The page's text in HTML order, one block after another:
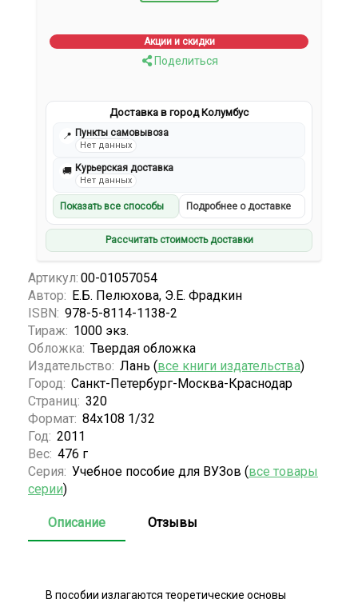
Акции и скидки
Поделиться
Доставка в город Колумбус
📍 Пункты самовывоза
Нет данных
🚚 Курьерская доставка
Нет данных
Показать все способы Подробнее о доставке
Рассчитать стоимость доставки
Артикул: 00-01057054
Автор: Е.Б. Пелюхова, Э.Е. Фрадкин
ISBN: 978-5-8114-1138-2
Тираж: 1000 экз.
Обложка: Твердая обложка
Издательство: Лань (все книги издательства)
Город: Санкт-Петербург-Москва-Краснодар
Страниц: 320
Формат: 84х108 1/32
Год: 2011
Вес: 476 г
Серия: Учебное пособие для ВУЗов (все товары
серии)
Описание Отзывы
В пособии излагаются теоретические основы